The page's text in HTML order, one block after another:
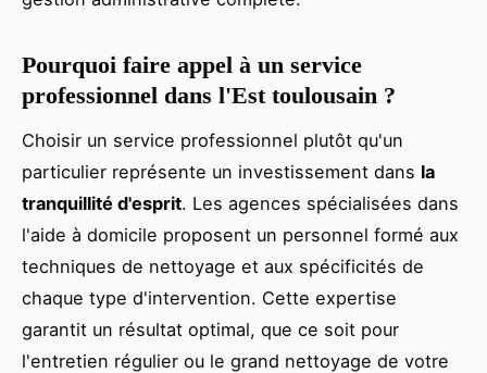
Pourquoi faire appel à un service
professionnel dans l'Est toulousain ?
Choisir un service professionnel plutôt qu'un
particulier représente un investissement dans la
tranquillité d'esprit. Les agences spécialisées dans
l'aide à domicile proposent un personnel formé aux
techniques de nettoyage et aux spécificités de
chaque type d'intervention. Cette expertise
garantit un résultat optimal, que ce soit pour
l'entretien régulier ou le grand nettoyage de votre